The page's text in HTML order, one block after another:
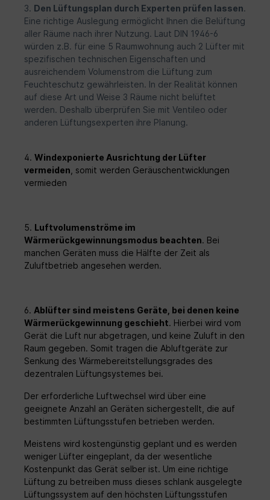
Schutzgitter außen• EC-Axialventilator mit
Schutzgitter• Auszugshilfe (Litze)• EPP-
Halbschalengrundkörper Rohbauset
Laibung KWL 45 RSL • Kunststoff-
Wandeinbauhülse• Putzdeckel für Innen
und Außen• 500 mm EPP-Laibungskanal•
Edelstahl-Wandgitter• Montagematerial
Rohbauset Fassade KWL 45 RSF •
Rohbauset Wandeinbauhülse (DN 180) aus
Kunststoff• Putzdeckel für Innen und
Außen• Fassadenblende aus Edelstahl•
Hilfsmittel zur Montage
3. Den Lüftungsplan durch Experten prüfen lassen.
Eine richtige Auslegung ermöglicht Ihnen die Belüftung
aller Räume nach ihrer Nutzung. Laut DIN 1946-6
würden z.B. für eine 5 Raumwohnung auch 2 Lüfter mit
spezifischen technischen Eigenschaften und
ausreichendem Volumenstrom die Lüftung zum
Feuchteschutz gewährleisten. In der Realität können
auf diese Art und Weise 3 Räume nicht belüftet
werden. Deshalb überprüfen Sie mit Ventileo oder
anderen Lüftungsexperten ihre Planung.
4. Windexponierte Ausrichtung der Lüfter
vermeiden , somit werden Geräuschentwicklungen
vermieden
5. Luftvolumenströme im
Wärmerückgewinnungsmodus beachten. Bei
manchen Geräten muss die Hälfte der Zeit als
Zuluftbetrieb angesehen werden.
6. Ablüfter sind meistens Geräte, bei denen keine
Wärmerückgewinnung geschieht. Hierbei wird vom
Gerät die Luft nur abgetragen, und keine Zuluft in den
Raum gegeben. Somit tragen die Abluftgeräte zur
Senkung des Wärmebereitstellungsgrades des
dezentralen Lüftungsystemes bei.
Der erforderliche Luftwechsel wird über eine
geeignete Anzahl an Geräten sichergestellt, die auf
bestimmten Lüftungsstufen betrieben werden.
Meistens wird kostengünstig geplant und es werden
weniger Lüfter eingeplant, da der wesentliche
Kostenpunkt das Gerät selber ist. Um eine richtige
Lüftung zu betreiben muss dieses schlank ausgelegte
Lüftungssystem auf den höchsten Lüftungsstufen